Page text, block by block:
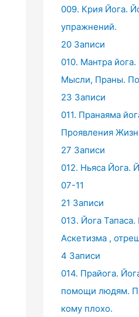
009. Крия Йога.
упражнений.
20 Записи
010. Мантра
Мысли, Праны.
23 Записи
011. Пранаяма
Проявления
27 Записи
012. Ньяса Йога.
07-11
21 Записи
013. Йога
Аскетизма ,
4 Записи
014. Прайога.
помощи людям.
кому плохо.